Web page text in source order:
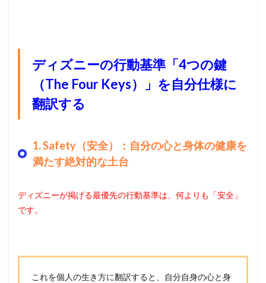
ディズニーの行動基準「4つの鍵
（The Four Keys）」を自分仕様に
翻訳する
1. Safety（安全）：自分の心と身体の健康を
満たす絶対的な土台
ディズニーが掲げる最優先の行動基準は、何よりも「安全」
です。
これを個人の生き方に翻訳すると、自分自身の心と身